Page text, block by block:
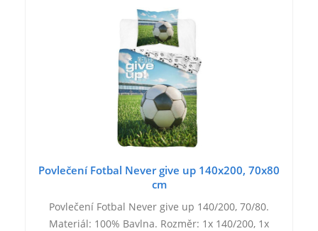
Povlečení Fotbal Never give up 140x200, 70x80
cm
Povlečení Fotbal Never give up 140/200, 70/80.
Materiál: 100% Bavlna. Rozměr: 1x 140/200, 1x